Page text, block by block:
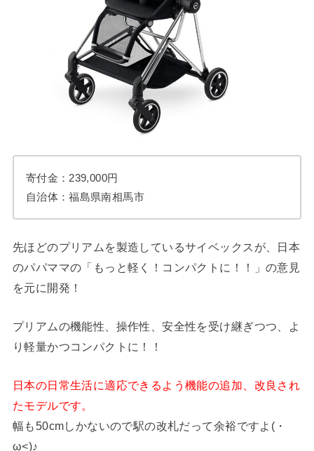
寄付金：239,000円
自治体：福島県南相馬市
先ほどのプリアムを製造しているサイベックスが、日本
のパパママの「もっと軽く！コンパクトに！！」の意見
を元に開発！
プリアムの機能性、操作性、安全性を受け継ぎつつ、よ
り軽量かつコンパクトに！！
日本の日常生活に適応できるよう機能の追加、改良され
たモデルです。
幅も50cmしかないので駅の改札だって余裕ですよ(・
ω<)♪